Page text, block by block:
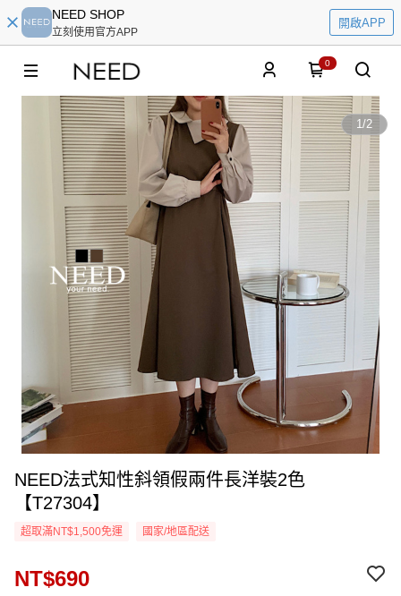
NEED SHOP
立刻使用官方APP
開啟APP
0
1/2
NEED法式知性斜領假兩件長洋裝2色
【T27304】
超取滿NT$1,500免運 國家/地區配送
NT$690